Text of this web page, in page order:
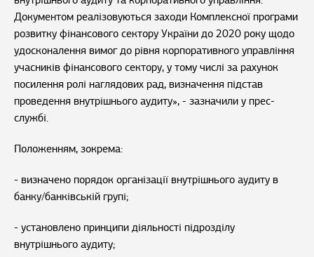
Документом реалізовуються заходи Комплексної програми
розвитку фінансового сектору України до 2020 року щодо
удосконалення вимог до рівня корпоративного управління
учасників фінансового сектору, у тому числі за рахунок
посилення ролі наглядових рад, визначення підстав
проведення внутрішнього аудиту», - зазначили у прес-
службі.
Положенням, зокрема:
- визначено порядок організації внутрішнього аудиту в
банку/банківській групі;
- установлено принципи діяльності підрозділу
внутрішнього аудиту;